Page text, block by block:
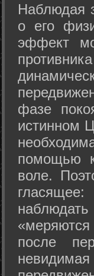
Hаблюдая
о его
эффект
фазе
истинном
помощью
воле.
после